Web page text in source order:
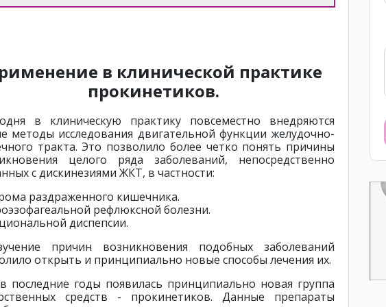
в клинической практике
прокинетиков.
в клиническую практику повсеместно внедряются
методы исследования двигательной функции желудочно-
тракта. Это позволило более четко понять причины
целого ряда заболеваний, непосредственно
с дискинезиями ЖКТ, в частности:
раздраженного кишечника.
рефлюксной болезни.
диспепсии.
причин возникновения подобных заболеваний
открыть и принципиально новые способы лечения их.
последние годы появилась принципиально новая группа
средств - прокинетиков. Данные препараты